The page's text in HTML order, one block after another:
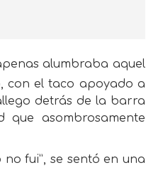
alumbraba aquel
con el taco apoyado a
detrás de la barra
asombrosamente
fui”, se sentó en una